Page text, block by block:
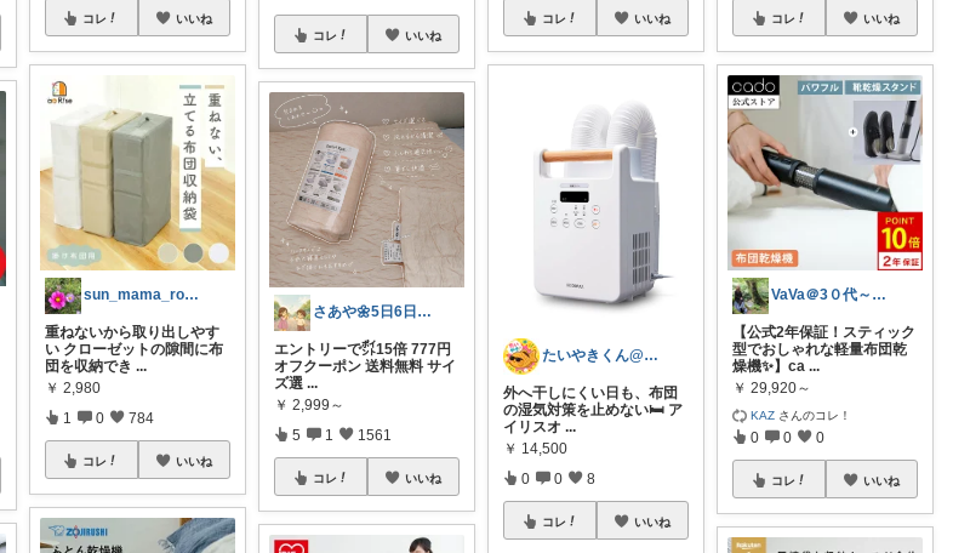
コレ いいね
sun_mama_room
重ねないから取り出しやす
い クローゼットの隙間に布
団を収納でき ...
￥ 2,980
1 0 784
コレ いいね
コレ いいね
さあや🌼5日6日有難うございます
エントリーで㌽15倍 777円
オフクーポン 送料無料 サイ
ズ選 ...
￥ 2,999～
5 1 1561
コレ いいね
コレ いいね
たいやきくん@経由購入感謝です😊
外へ干しにくい日も、布団
の湿気対策を止めない🛏️ ア
イリスオ ...
￥ 14,500
0 0 8
コレ いいね
コレ いいね
VaVa＠3０代～初めての都内暮らし
【公式2年保証！スティック
型でおしゃれな軽量布団乾
燥機✨】ca ...
￥ 29,920～
KAZ さんのコレ！
0 0 0
コレ いいね